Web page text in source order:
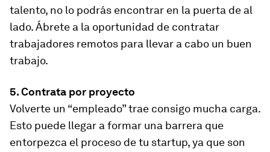
talento, no lo podrás encontrar en la puerta de al
lado. Ábrete a la oportunidad de contratar
trabajadores remotos para llevar a cabo un buen
trabajo.
5. Contrata por proyecto
Volverte un “empleado” trae consigo mucha carga.
Esto puede llegar a formar una barrera que
entorpezca el proceso de tu startup, ya que son